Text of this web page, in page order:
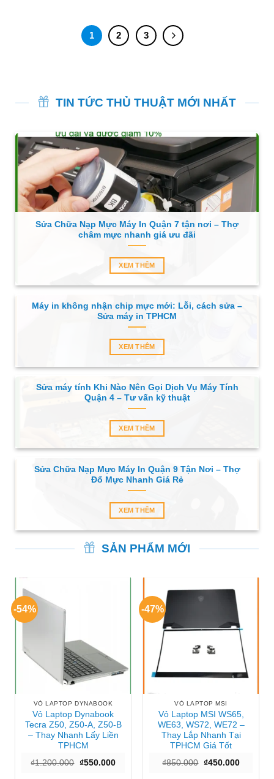
1 2 3
TIN TỨC THỦ THUẬT MỚI NHẤT
Sửa Chữa Nạp Mực Máy In Quận 7 tận nơi – Thợ
châm mực nhanh giá ưu đãi
XEM THÊM
Máy in không nhận chip mực mới: Lỗi, cách sửa –
Sửa máy in TPHCM
XEM THÊM
Sửa máy tính Khi Nào Nên Gọi Dịch Vụ Máy Tính
Quận 4 – Tư vấn kỹ thuật
XEM THÊM
Sửa Chữa Nạp Mực Máy In Quận 9 Tận Nơi – Thợ
Đổ Mực Nhanh Giá Rẻ
XEM THÊM
SẢN PHẨM MỚI
-54%
VỎ LAPTOP DYNABOOK
Vỏ Laptop Dynabook
Tecra Z50, Z50-A, Z50-B
– Thay Nhanh Lấy Liền
TPHCM
₫1.200.000 Giá
₫550.000Giá
-47%
VỎ LAPTOP MSI
Vỏ Laptop MSI WS65,
WE63, WS72, WE72 –
Thay Lắp Nhanh Tại
TPHCM Giá Tốt
₫850.000 Giá
₫450.000Giá